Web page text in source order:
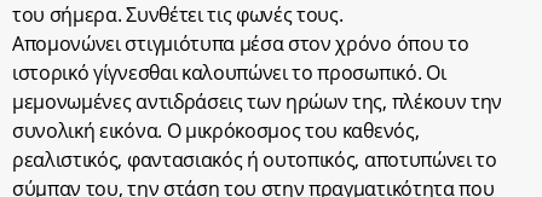
του σήμερα. Συνθέτει τις φωνές τους.
Απομονώνει στιγμιότυπα μέσα στον χρόνο όπου το
ιστορικό γίγνεσθαι καλουπώνει το προσωπικό. Οι
μεμονωμένες αντιδράσεις των ηρώων της, πλέκουν την
συνολική εικόνα. Ο μικρόκοσμος του καθενός,
ρεαλιστικός, φαντασιακός ή ουτοπικός, αποτυπώνει το
σύμπαν του, την στάση του στην πραγματικότητα που